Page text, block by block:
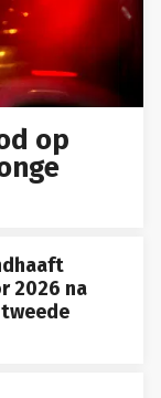
op
2026 na